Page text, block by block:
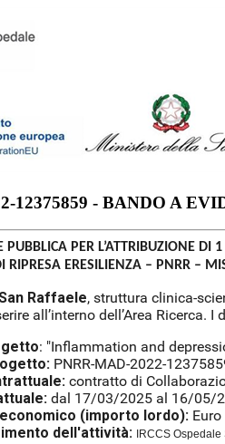
12375859 - BANDO A
PUBBLICA PER L’ATTRIBUZIONE
RIPRESA ERESILIENZA – PNRR –
Raffaele, struttura clinica-
all’interno dell’Area Ricerca.
: "Inflammation and
PNRR-MAD-2022-
contratto di
dal 17/03/2025 al 16/05/
(importo lordo):
dell'attività:
IRCCS